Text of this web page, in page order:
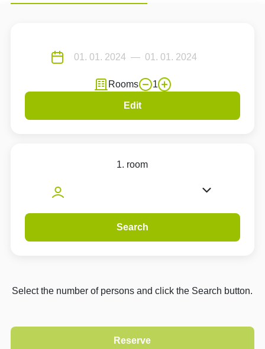
Rooms 1
Edit
1. room
Search
Select the number of persons and click the Search button.